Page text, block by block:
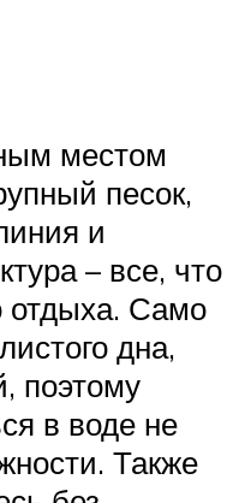
местом
песок,
и
– все, что
отдыха. Само
дна,
поэтому
в воде не
Также